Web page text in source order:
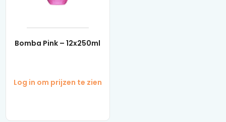
Bomba Pink – 12x250ml
Log in om prijzen te zien